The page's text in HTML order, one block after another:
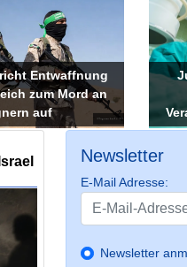
Entwaffnung
zum Mord an
auf
Newsletter
E-Mail Adresse:
Newsletter